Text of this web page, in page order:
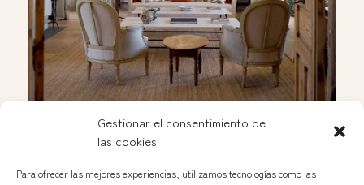
Gestionar el consentimiento de
las cookies
Para ofrecer las mejores experiencias, utilizamos tecnologías como las
Apertura de Soleda en las Nuevas Galerías del